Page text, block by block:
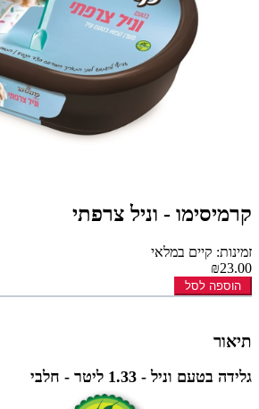
קרמיסימו - וניל צרפתי
זמינות: קיים במלאי
₪23.00
הוספה לסל
תיאור
גלידה בטעם וניל - 1.33 ליטר - חלבי